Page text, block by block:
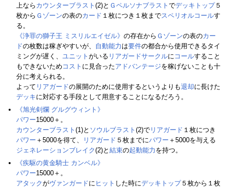
上なら カウンターブラスト (2)と Ｇペルソナブラスト でデッキトップ５
枚から Ｇゾーンの表のカード １枚につき１枚までスペリオルコールす
る。
《浄罪の獅子王 ミスリルエイゼル》 の存在から Ｇゾーンの表のカー
ドの枚数は稼ぎやすいが、 自動能力 は要件の都合から使用できるタイ
ミングが遅く、 ユニット がいる リアガードサークルに コールすること
もできないため コスト に見合ったアドバンテージを稼げないことも十
分に考えられる。
よって リアガードの展開のために使用するというよりも退却に長けた
デッキに対応する手段として用意することになるだろう。
《旭光剣爛 グルグウィント》
パワー15000＋。
カウンターブラスト (1)と ソウルブラスト (2)で リアガード １枚につき
パワー ＋5000を得て、 リアガード ５枚までにパワー ＋5000を与える
ジェネレーションブレイク(2)と 結束の起動能力 を持つ。
《疾駆の黄金騎士 カンベル》
パワー15000＋。
アタックがヴァンガードに ヒット した時にデッキトップ５枚から１枚